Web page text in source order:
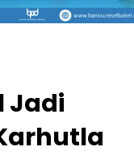
Jadi